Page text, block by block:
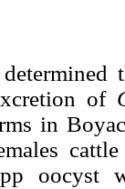
of
in
oocyst